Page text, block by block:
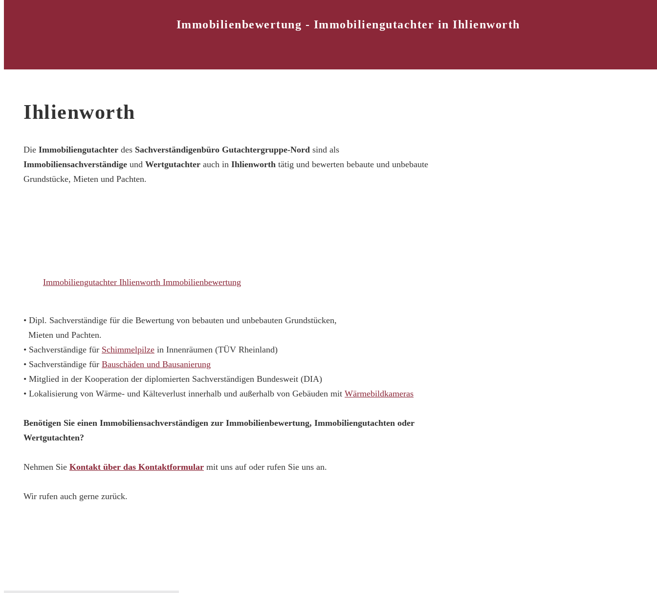
Immobilienbewertung - Immobiliengutachter in Ihlienworth
Ihlienworth
Die Immobiliengutachter des Sachverständigenbüro Gutachtergruppe-Nord sind als
Immobiliensachverständige und Wertgutachter auch in Ihlienworth tätig und bewerten bebaute und unbebaute
Grundstücke, Mieten und Pachten.
Immobiliengutachter Ihlienworth Immobilienbewertung
• Dipl. Sachverständige für die Bewertung von bebauten und unbebauten Grundstücken,
Mieten und Pachten.
• Sachverständige für Schimmelpilze in Innenräumen (TÜV Rheinland)
• Sachverständige für Bauschäden und Bausanierung
• Mitglied in der Kooperation der diplomierten Sachverständigen Bundesweit (DIA)
• Lokalisierung von Wärme- und Kälteverlust innerhalb und außerhalb von Gebäuden mit Wärmebildkameras
Benötigen Sie einen Immobiliensachverständigen zur Immobilienbewertung, Immobiliengutachten oder
Wertgutachten?
Nehmen Sie Kontakt über das Kontaktformular mit uns auf oder rufen Sie uns an.
Wir rufen auch gerne zurück.